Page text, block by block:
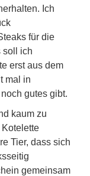
Ich
für die
soll ich
erst aus dem
mal in
gutes gibt.
kaum zu
Tier, dass sich
gemeinsam